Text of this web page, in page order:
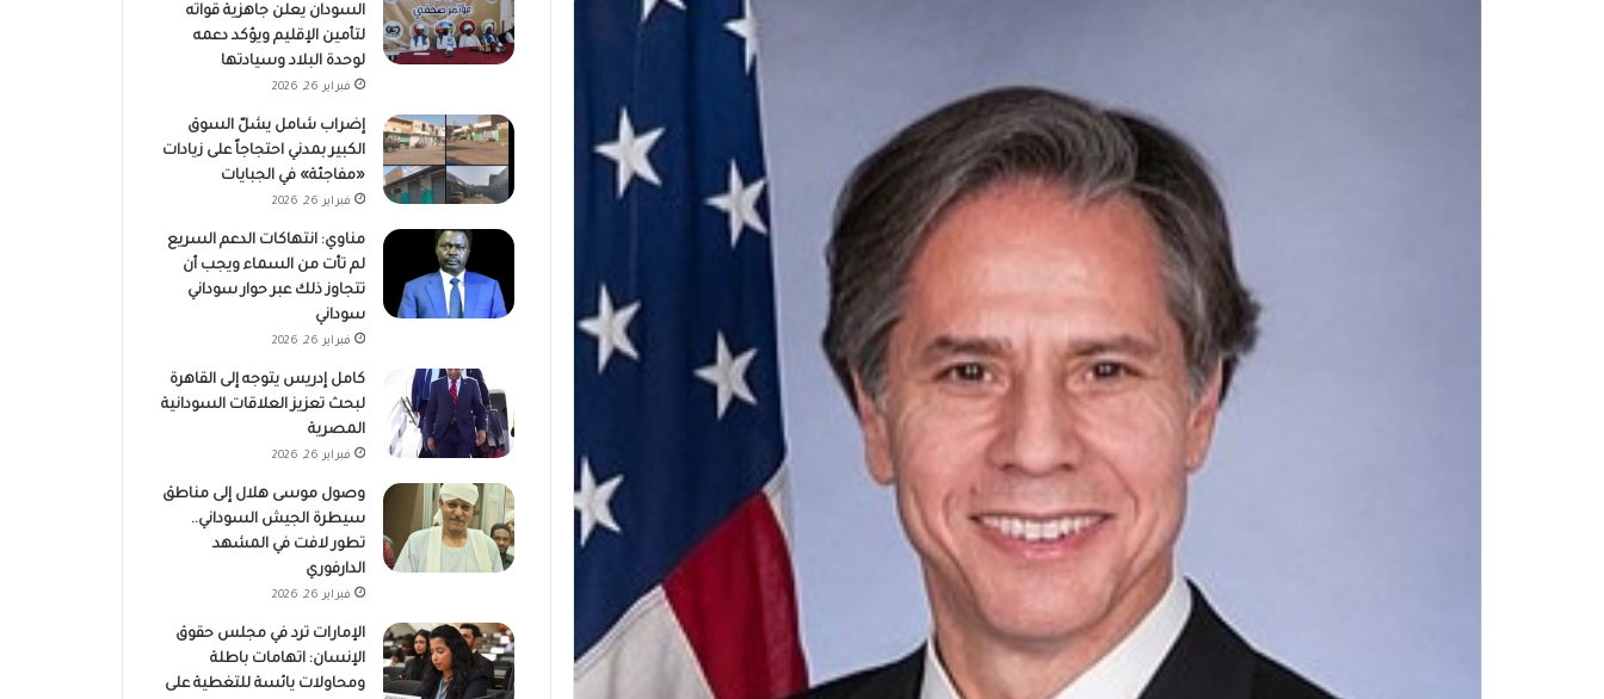
السودان يعلن جاهزية قواته
لتأمين الإقليم ويؤكد دعمه
لوحدة البلاد وسيادتها
فبراير 26, 2026
إضراب شامل يشلّ السوق
الكبير بمدني احتجاجاً على زيادات
«مفاجئة» في الجبايات
فبراير 26, 2026
مناوي: انتهاكات الدعم السريع
لم تأت من السماء ويجب أن
تتجاوز ذلك عبر حوار سوداني
سوداني
فبراير 26, 2026
كامل إدريس يتوجه إلى القاهرة
لبحث تعزيز العلاقات السودانية
المصرية
فبراير 26, 2026
وصول موسى هلال إلى مناطق
سيطرة الجيش السوداني..
تطور لافت في المشهد
الدارفوري
فبراير 26, 2026
الإمارات ترد في مجلس حقوق
الإنسان: اتهامات باطلة
ومحاولات يائسة للتغطية على